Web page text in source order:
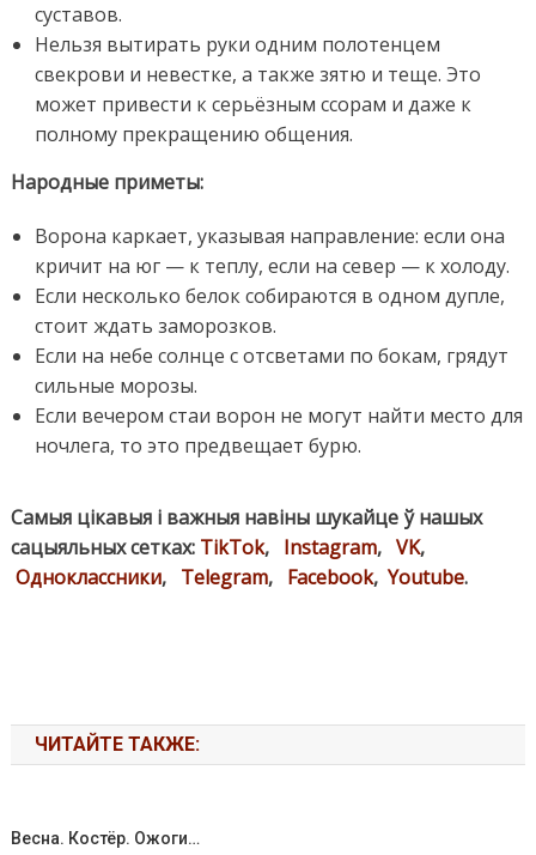
суставов.
Нельзя вытирать руки одним полотенцем
свекрови и невестке, а также зятю и теще. Это
может привести к серьёзным ссорам и даже к
полному прекращению общения.
Народные приметы:
Ворона каркает, указывая направление: если она
кричит на юг — к теплу, если на север — к холоду.
Если несколько белок собираются в одном дупле,
стоит ждать заморозков.
Если на небе солнце с отсветами по бокам, грядут
сильные морозы.
Если вечером стаи ворон не могут найти место для
ночлега, то это предвещает бурю.
Самыя цікавыя і важныя навіны шукайце ў нашых
сацыяльных сетках: TikTok, Instagram, VK,
Одноклассники, Telegram, Facebook, Youtube.
ЧИТАЙТЕ ТАКЖЕ:
Весна. Костёр. Ожоги…